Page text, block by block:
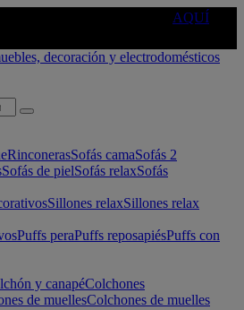
AQUÍ
RinconerasSofás camaSofás 2
Sofás de pielSofás relaxSofás
Sillones relaxSillones relax
Puffs peraPuffs reposapiésPuffs con
y canapéColchones
de muellesColchones de muelles